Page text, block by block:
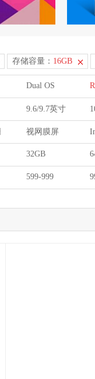
存储容量： 16GB
Dual OS
9.6/9.7英寸
视网膜屏
32GB
599-999